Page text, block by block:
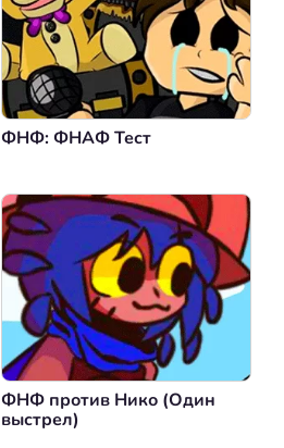
ФНФ: ФНАФ Тест
ФНФ против Нико (Один
выстрел)